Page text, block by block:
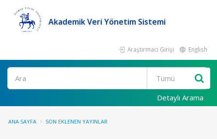
Akademik Veri Yönetim Sistemi
Araştırmacı Girişi English
Ara
Detaylı Arama
ANA SAYFA SON EKLENEN YAYINLAR